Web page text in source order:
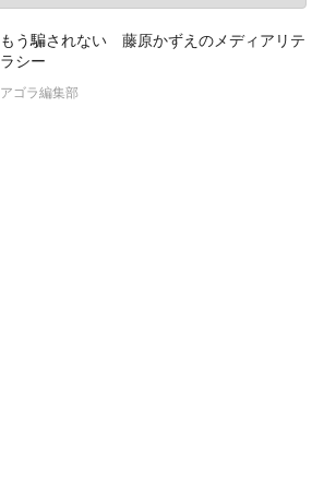
もう騙されない 藤原かずえのメディアリテ
ラシー
アゴラ編集部